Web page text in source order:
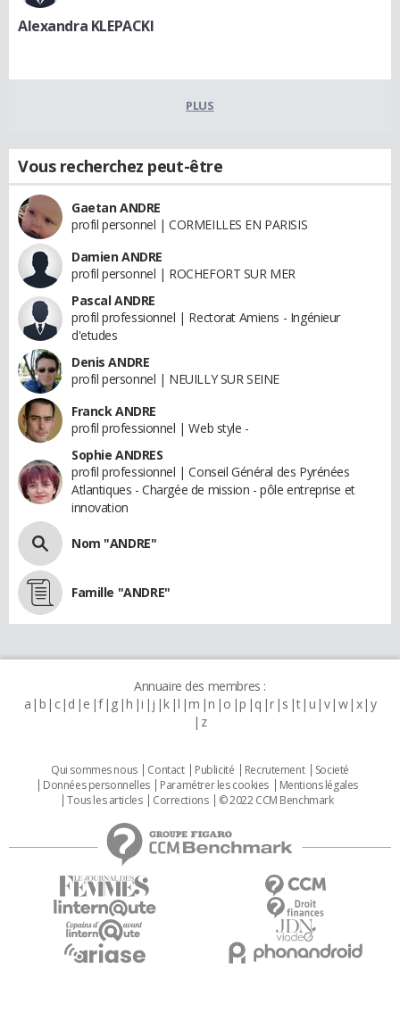
Alexandra KLEPACKI
PLUS
Vous recherchez peut-être
Gaetan ANDRE
profil personnel | CORMEILLES EN PARISIS
Damien ANDRE
profil personnel | ROCHEFORT SUR MER
Pascal ANDRE
profil professionnel | Rectorat Amiens - Ingénieur
d'etudes
Denis ANDRE
profil personnel | NEUILLY SUR SEINE
Franck ANDRE
profil professionnel | Web style -
Sophie ANDRES
profil professionnel | Conseil Général des Pyrénées
Atlantiques - Chargée de mission - pôle entreprise et
innovation
Nom "ANDRE"
Famille "ANDRE"
Annuaire des membres :
a b c d e f g h i j k l m n o p q r s t u v w x y
z
Qui sommes nous Contact Publicité Recrutement
Societé
Données personnelles
Paramétrer les cookies
Mentions légales
Tous les articles
Corrections © 2022 CCM Benchmark